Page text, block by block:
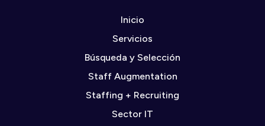
Inicio
Servicios
Búsqueda y Selección
Staff Augmentation
Staffing + Recruiting
Sector IT